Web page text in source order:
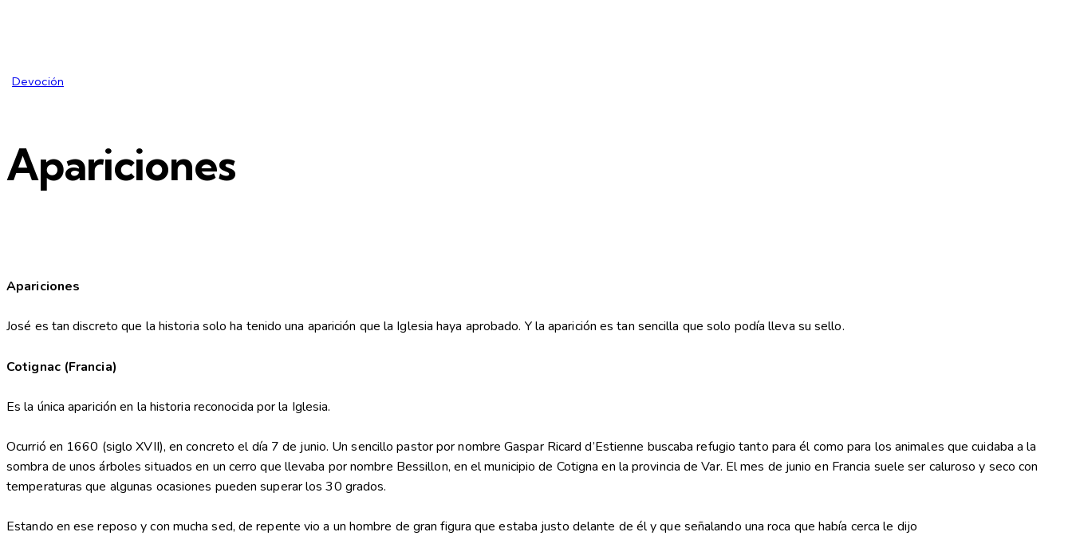
Devoción
Apariciones
Apariciones
José es tan discreto que la historia solo ha tenido una aparición que la Iglesia haya aprobado. Y la aparición es tan sencilla que solo podía lleva su sello.
Cotignac (Francia)
Es la única aparición en la historia reconocida por la Iglesia.
Ocurrió en 1660 (siglo XVII), en concreto el día 7 de junio. Un sencillo pastor por nombre Gaspar Ricard d’Estienne buscaba refugio tanto para él como para los animales que cuidaba a la
sombra de unos árboles situados en un cerro que llevaba por nombre Bessillon, en el municipio de Cotigna en la provincia de Var. El mes de junio en Francia suele ser caluroso y seco con
temperaturas que algunas ocasiones pueden superar los 30 grados.
Estando en ese reposo y con mucha sed, de repente vio a un hombre de gran figura que estaba justo delante de él y que señalando una roca que había cerca le dijo